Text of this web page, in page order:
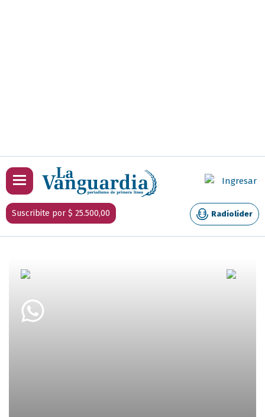
Ingresar
Suscribite por $ 25.500,00 Radiolider